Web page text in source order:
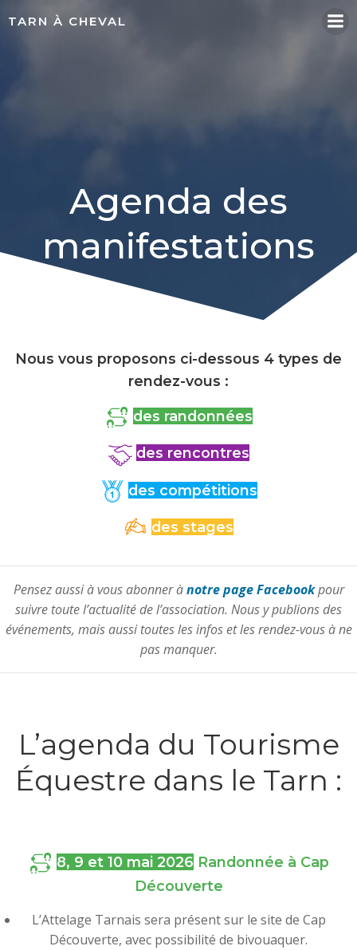
TARN À CHEVAL
Agenda des
manifestations
Nous vous proposons ci-dessous 4 types de
rendez-vous :
des randonnées
des rencontres
des compétitions
des stages
Pensez aussi à vous abonner ànotre page Facebookpour
suivre toute l’actualité de l’association. Nous y publions des
événements, mais aussi toutes les infos et les rendez-vous à ne
pas manquer.
L’agenda du Tourisme
Équestre dans le Tarn :
8, 9 et 10 mai 2026 Randonnée à Cap
Découverte
L’Attelage Tarnais sera présent sur le site de Cap
Découverte, avec possibilité de bivouaquer.